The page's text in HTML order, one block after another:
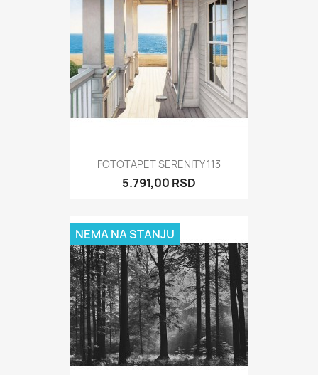
FOTOTAPET SERENITY 113
5.791,00 RSD
NEMA NA STANJU